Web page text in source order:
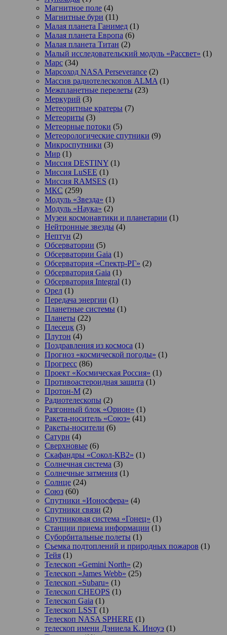
Магнитное поле (4)
Магнитные бури (11)
Малая планета Ганимед (1)
Малая планета Европа (6)
Малая планета Титан (2)
Малый исследовательский модуль «Рассвет» (1)
Марс (34)
Марсоход NASA Perseverance (2)
Массив радиотелескопов ALMA (1)
Межпланетные перелеты (23)
Меркурий (3)
Метеоритные кратеры (7)
Метеориты (3)
Метеорные потоки (5)
Метеорологические спутники (9)
Микроспутники (3)
Мир (1)
Миссия DESTINY (1)
Миссия LuSEE (1)
Миссия RAMSES (1)
МКС (259)
Модуль «Звезда» (1)
Модуль «Наука» (2)
Музеи космонавтики и планетарии (1)
Нейтронные звезды (4)
Нептун (2)
Обсерватории (5)
Обсерватории Gaia (1)
Обсерватория «Спектр-РГ» (2)
Обсерватория Gaia (1)
Обсерватория Integral (1)
Орел (1)
Передача энергии (1)
Планетные системы (1)
Планеты (22)
Плесецк (3)
Плутон (4)
Поздравления из космоса (1)
Прогноз «космической погоды» (1)
Прогресс (86)
Проект «Космическая Россия» (1)
Противоастероидная защита (1)
Протон-М (2)
Радиотелескопы (2)
Разгонный блок «Орион» (1)
Ракета-носитель «Союз» (41)
Ракеты-носители (6)
Сатурн (4)
Сверхновые (6)
Скафандры «Сокол-КВ2» (1)
Солнечная система (3)
Солнечные затмения (1)
Солнце (24)
Союз (60)
Спутники «Ионосфера» (4)
Спутники связи (2)
Спутниковая система «Гонец» (1)
Станции приема информации (1)
Суборбитальные полеты (1)
Съемка подтоплений и природных пожаров (1)
Тейя (1)
Телескоп «Gemini North» (2)
Телескоп «James Webb» (25)
Телескоп «Subaru» (1)
Телескоп CHEOPS (1)
Телескоп Gaia (1)
Телескоп LSST (1)
Телескоп NASA SPHERE (1)
телескоп имени Дэниела К. Иноуэ (1)